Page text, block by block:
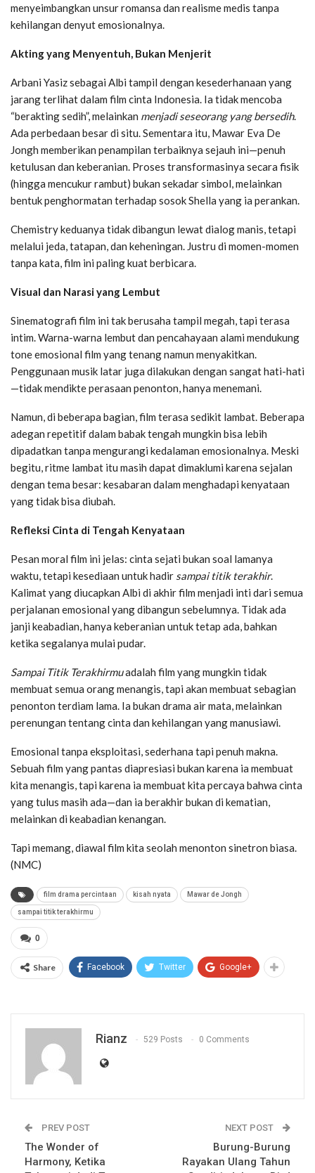
menyeimbangkan unsur romansa dan realisme medis tanpa
kehilangan denyut emosionalnya.
Akting yang Menyentuh, Bukan Menjerit
Arbani Yasiz sebagai Albi tampil dengan kesederhanaan yang
jarang terlihat dalam film cinta Indonesia. Ia tidak mencoba
“berakting sedih”, melainkan menjadi seseorang yang bersedih.
Ada perbedaan besar di situ. Sementara itu, Mawar Eva De
Jongh memberikan penampilan terbaiknya sejauh ini—penuh
ketulusan dan keberanian. Proses transformasinya secara fisik
(hingga mencukur rambut) bukan sekadar simbol, melainkan
bentuk penghormatan terhadap sosok Shella yang ia perankan.
Chemistry keduanya tidak dibangun lewat dialog manis, tetapi
melalui jeda, tatapan, dan keheningan. Justru di momen-momen
tanpa kata, film ini paling kuat berbicara.
Visual dan Narasi yang Lembut
Sinematografi film ini tak berusaha tampil megah, tapi terasa
intim. Warna-warna lembut dan pencahayaan alami mendukung
tone emosional film yang tenang namun menyakitkan.
Penggunaan musik latar juga dilakukan dengan sangat hati-hati
—tidak mendikte perasaan penonton, hanya menemani.
Namun, di beberapa bagian, film terasa sedikit lambat. Beberapa
adegan repetitif dalam babak tengah mungkin bisa lebih
dipadatkan tanpa mengurangi kedalaman emosionalnya. Meski
begitu, ritme lambat itu masih dapat dimaklumi karena sejalan
dengan tema besar: kesabaran dalam menghadapi kenyataan
yang tidak bisa diubah.
Refleksi Cinta di Tengah Kenyataan
Pesan moral film ini jelas: cinta sejati bukan soal lamanya
waktu, tetapi kesediaan untuk hadir sampai titik terakhir.
Kalimat yang diucapkan Albi di akhir film menjadi inti dari semua
perjalanan emosional yang dibangun sebelumnya. Tidak ada
janji keabadian, hanya keberanian untuk tetap ada, bahkan
ketika segalanya mulai pudar.
Sampai Titik Terakhirmuadalah film yang mungkin tidak
membuat semua orang menangis, tapi akan membuat sebagian
penonton terdiam lama. Ia bukan drama air mata, melainkan
perenungan tentang cinta dan kehilangan yang manusiawi.
Emosional tanpa eksploitasi, sederhana tapi penuh makna.
Sebuah film yang pantas diapresiasi bukan karena ia membuat
kita menangis, tapi karena ia membuat kita percaya bahwa cinta
yang tulus masih ada—dan ia berakhir bukan di kematian,
melainkan di keabadian kenangan.
Tapi memang, diawal film kita seolah menonton sinetron biasa.
(NMC)
film drama percintaan kisah nyata Mawar de Jongh
sampai titik terakhirmu
0
Share Facebook Twitter Google+
Rianz 529 Posts 0 Comments
PREV POST
The Wonder of
Harmony, Ketika
NEXT POST
Burung-Burung
Rayakan Ulang Tahun